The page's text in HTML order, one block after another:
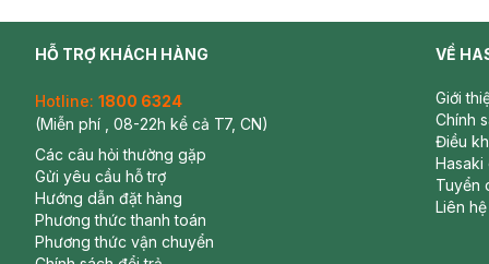
HỖ TRỢ KHÁCH HÀNG
Hotline: 1800 6324
(Miễn phí , 08-22h kể cả T7, CN)
Các câu hỏi thường gặp
Gửi yêu cầu hỗ trợ
Hướng dẫn đặt hàng
Phương thức thanh toán
Phương thức vận chuyển
VỀ
Giới
Chính
Điều
Hasaki
Tuyển
Liên hệ